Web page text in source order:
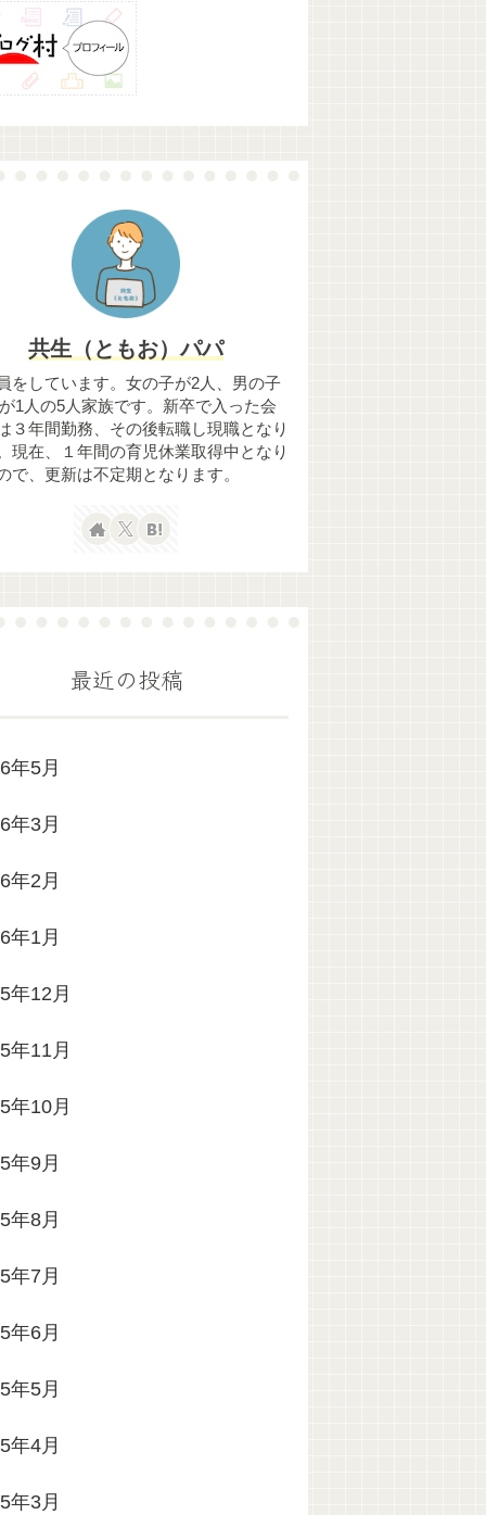
共生（ともお）パパ
をしています。女の子が2人、男の子
1人の5人家族です。新卒で入った会
３年間勤務、その後転職し現職となり
現在、１年間の育児休業取得中となり
で、更新は不定期となります。
最近の投稿
年5月
年3月
年2月
年1月
年12月
年11月
年10月
年9月
年8月
年7月
年6月
年5月
年4月
年3月